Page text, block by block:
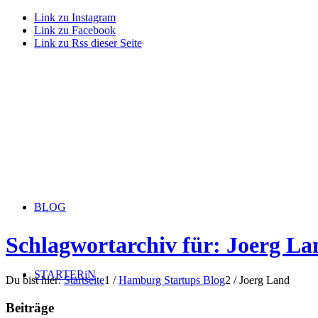
Link zu Instagram
Link zu Facebook
Link zu Rss dieser Seite
BLOG
STARTERiN
Schlagwortarchiv für: Joerg
Du bist hier: Startseite1 / Hamburg Startups Blog2 / Joerg Land
Beiträge